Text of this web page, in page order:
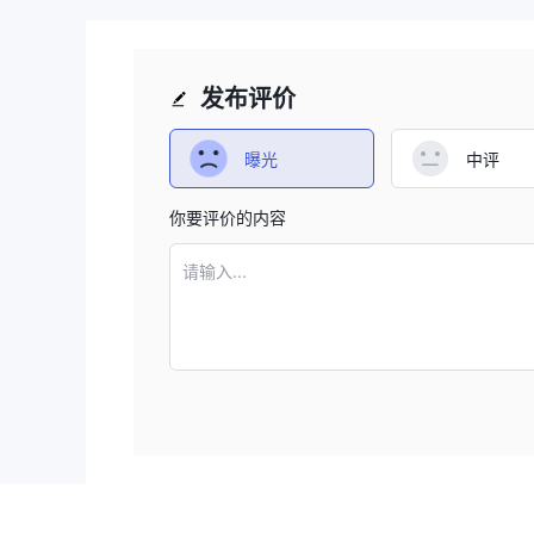
发布评价
曝光 中评
你要评价的内容
请输入...